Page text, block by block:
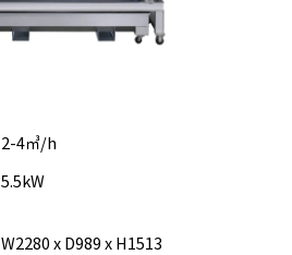
2-4㎥/h
5.5kW
W2280 x D989 x H1513